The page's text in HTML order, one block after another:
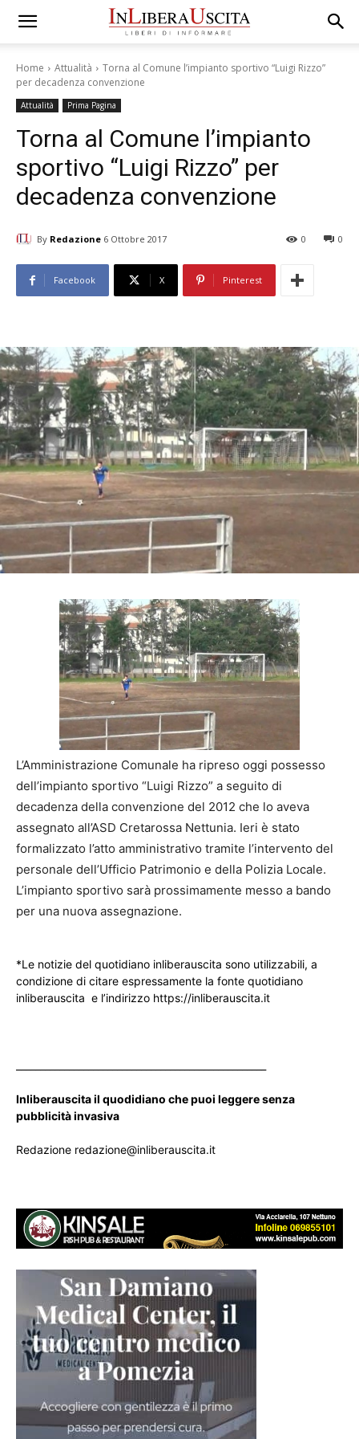
Home Attualità
Torna al Comune l’impianto sportivo “Luigi Rizzo”
per decadenza convenzione
Attualità Prima Pagina
Torna al Comune l’impianto
sportivo “Luigi Rizzo” per
decadenza convenzione
By Redazione 6 Ottobre 2017 0
0
Facebook X Pinterest
L’Amministrazione Comunale ha ripreso oggi possesso
dell’impianto sportivo “Luigi Rizzo” a seguito di
decadenza della convenzione del 2012 che lo aveva
assegnato all’ASD Cretarossa Nettunia. Ieri è stato
formalizzato l’atto amministrativo tramite l’intervento del
personale dell’Ufficio Patrimonio e della Polizia Locale.
L’impianto sportivo sarà prossimamente messo a bando
per una nuova assegnazione.
*Le notizie del quotidiano inliberauscita sono utilizzabili, a
condizione di citare espressamente la fonte quotidiano
inliberauscita e l’indirizzo https://inliberauscita.it
Inliberauscita il quodidiano che puoi leggere senza
pubblicità invasiva
Redazione redazione@inliberauscita.it